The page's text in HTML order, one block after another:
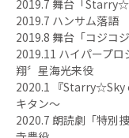
2019.7 舞台「
2019.7 ハンサム落語
2019.8 舞台「コジコジ
2019.11 ハイパープ
翔〞星海光来役
2020.1 『Starry☆Sky
キタン〜
2020.7 朗読劇「特別